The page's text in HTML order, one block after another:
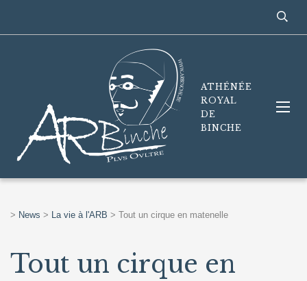
ATHÉNÉE
ROYAL
DE
BINCHE
> News > La vie à l'ARB > Tout un cirque en matenelle
Tout un cirque en